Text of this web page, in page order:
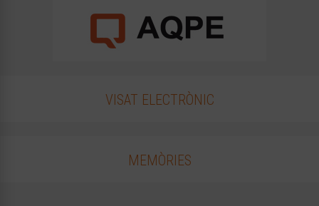
VISAT ELECTRÒNIC
MEMÒRIES